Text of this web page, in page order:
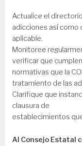
Actualice el
adicciones así como
aplicable.
Monitoree
verificar que
normativas que la
tratamiento de las
Clarifique que
clausura de
establecimientos
Al Consejo Estatal